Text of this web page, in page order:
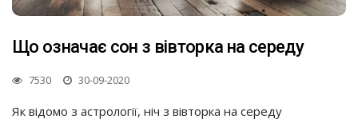
Що означає сон з вівторка на середу
7530 30-09-2020
Як відомо з астрології, ніч з вівторка на середу